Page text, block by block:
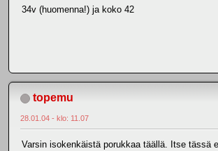
34v (huomenna!) ja koko 42
topemu
28.01.04 - klo: 11.07
Varsin isokenkäistä porukkaa täällä. Itse tässä